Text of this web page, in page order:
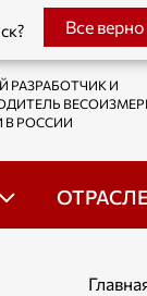
Все верно
РАЗРАБОТЧИК И
В РОССИИ